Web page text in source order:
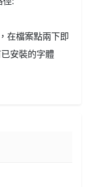
在檔案點兩下即
安裝的字體